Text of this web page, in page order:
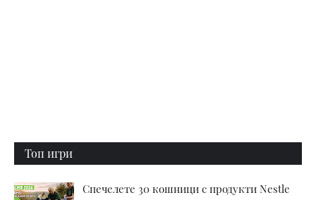
Топ игри
Спечелете 30 кошници с продукти Nestle